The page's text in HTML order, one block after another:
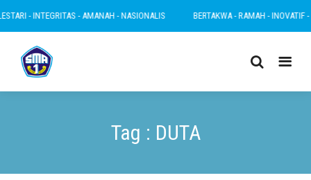
- INTEGRITAS - AMANAH - NASIONALIS BERTAKWA - RAMAH - INOVATIF -
Tag : DUTA